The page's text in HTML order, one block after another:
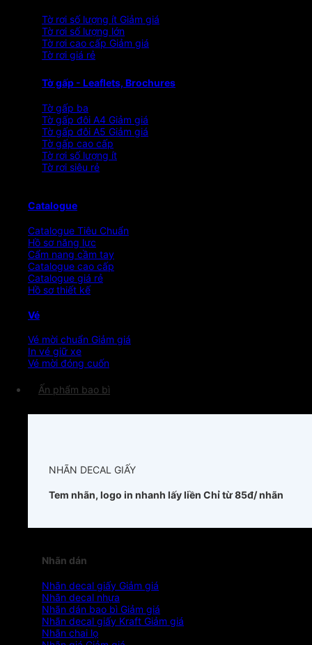
Tờ rơi số lượng ít
Tờ rơi số lượng lớn
Tờ rơi cao cấp
Tờ rơi giá rẻ
Tờ gấp - Leaflets, Brochures
Tờ gấp ba
Tờ gấp đôi A4
Tờ gấp đôi A5
Tờ gấp cao cấp
Tờ rơi số lượng ít
Tờ rơi siêu rẻ
Catalogue
Catalogue Tiêu Chuẩn
Hồ sơ năng lực
Cẩm nang cầm tay
Catalogue cao cấp
Catalogue giá rẻ
Hồ sơ thiết kế
Vé
Vé mời chuẩn
In vé giữ xe
Vé mời đóng cuốn
Ấn phẩm bao bì
NHÃN DECAL GIẤY
Tem nhãn, logo in nhanh lấy liền Chỉ từ 85đ/ nhãn
Nhãn dán
Nhãn decal giấy
Nhãn decal nhựa
Nhãn dán bao bì
Nhãn decal giấy Kraft
Nhãn chai lọ